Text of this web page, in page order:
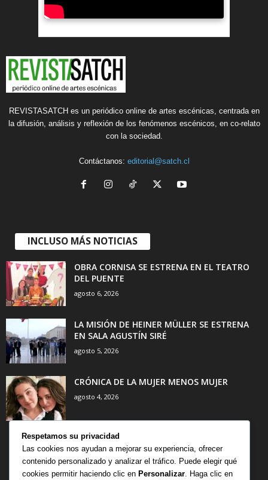
REVISTASATCH es un periódico online de artes escénicas, centrada en
la difusión, análisis y reflexión de los fenómenos escénicos, en co-relato
con la sociedad.
Contáctanos: editorial@satch.cl
INCLUSO MÁS NOTICIAS
OBRA CORNISA SE ESTRENA EN EL TEATRO
DEL PUENTE
agosto 6, 2026
LA MISIÓN DE HEINER MÜLLER SE ESTRENA
EN SALA AGUSTÍN SIRÉ
agosto 5, 2026
CRÓNICA DE LA MUJER MENOS MUJER
agosto 4, 2026
CATEGORÍA POPULAR
Respetamos su privacidad
Las cookies nos ayudan a mejorar su experiencia, ofrecer
contenido personalizado y analizar el tráfico. Puede elegir qué
cookies permitir haciendo clic en Personalizar . Haga clic en